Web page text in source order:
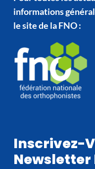
informations
le site de la FNO :
Inscrivez-
Newsletter